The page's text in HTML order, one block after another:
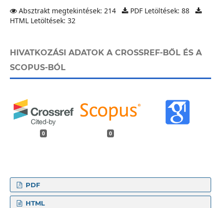
Absztrakt megtekintések: 214
PDF Letöltések: 88
HTML Letöltések: 32
HIVATKOZÁSI ADATOK A CROSSREF-BŐL ÉS A
SCOPUS-BÓL
0 0
PDF
HTML